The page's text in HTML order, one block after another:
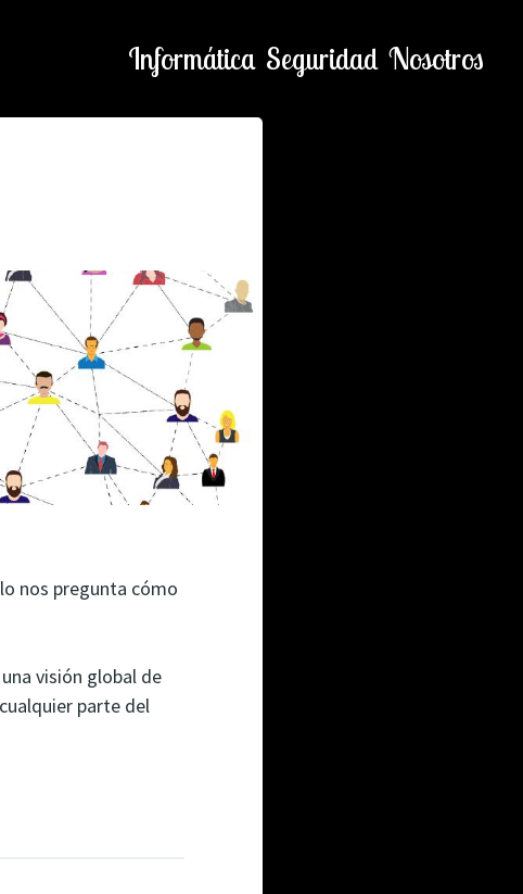
Informática Seguridad Nosotros
nos pregunta cómo
visión global de
parte del